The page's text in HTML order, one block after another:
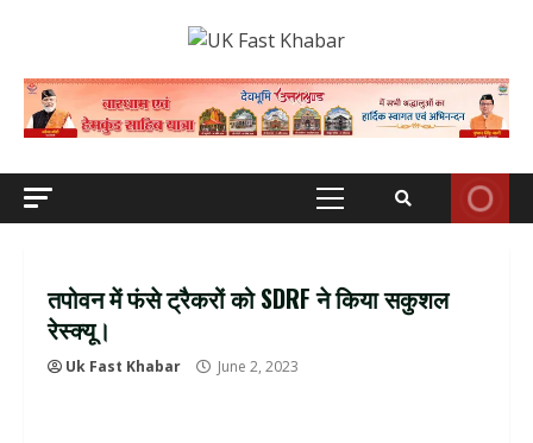
Primary
तपोवन में फंसे ट्रैकरों को SDRF ने किया सकुशल
रेस्क्यू।
Uk Fast Khabar June 2, 2023